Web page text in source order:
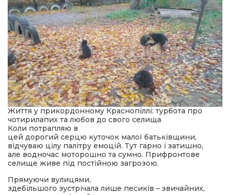
Життя у прикордонному Краснопіллі: турбота про
чотирилапих та любов до свого селища
Коли потрапляю в
цей дорогий серцю куточок малої батьківщини,
відчуваю цілу палітру емоцій. Тут гарно і затишно,
але водночас моторошно та сумно. Прифронтове
селище живе під постійною загрозою.
Прямуючи вулицями,
здебільшого зустрічала лише песиків – звичайних,